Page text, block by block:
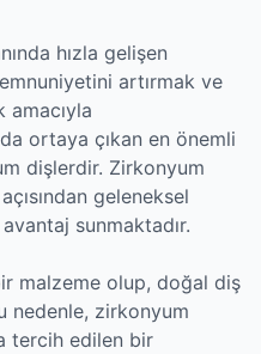
hızla gelişen
artırmak ve
ortaya çıkan en önemli
dişlerdir. Zirkonyum
geleneksel
sunmaktadır.
malzeme olup, doğal diş
nedenle, zirkonyum
tercih edilen bir